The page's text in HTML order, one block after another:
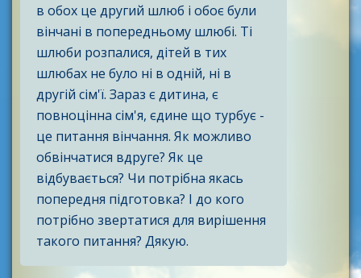
в обох це другий шлюб і обоє були
вінчані в попередньому шлюбі. Ті
шлюби розпалися, дітей в тих
шлюбах не було ні в одній, ні в
другій сім'ї. Зараз є дитина, є
повноцінна сім'я, єдине що турбує -
це питання вінчання. Як можливо
обвінчатися вдруге? Як це
відбувається? Чи потрібна якась
попередня підготовка? І до кого
потрібно звертатися для вирішення
такого питання? Дякую.